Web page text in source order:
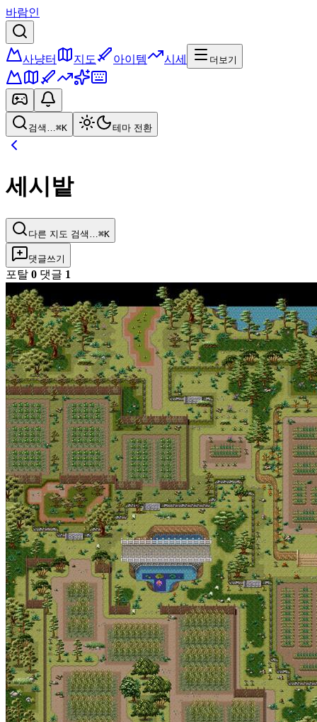
바람인
사냥터 지도 아이템 시세 더보기
검색…⌘K 테마 전환
세시밭
다른 지도 검색… ⌘K
댓글쓰기
포탈 0 댓글 1